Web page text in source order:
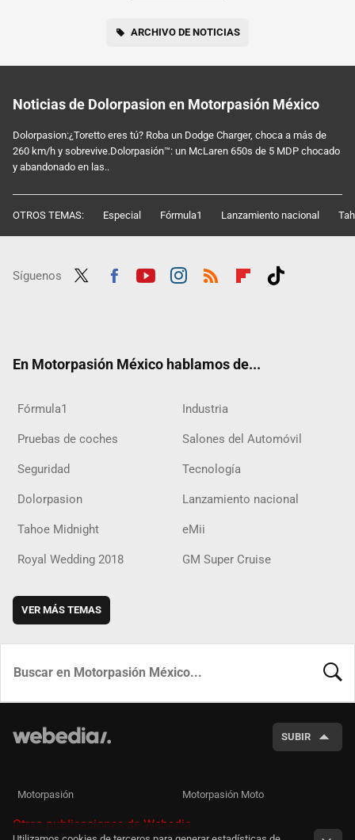
ARCHIVO DE NOTICIAS
Noticias de Dolorpasion en Motorpasión México
Dolorpasion:¿Toretto eres tú? Roba un Dodge Charger, choca a más de
260 km/h y sobrevive.Dolorpasión™: un McLaren 650s de 5 MDP chocado
y abandonado en las..
OTROS TEMAS: Especial Fórmula1 Lanzamiento nacional
Síguenos
En Motorpasión México hablamos de...
Fórmula1 Industria
Pruebas de coches Salones del Automóvil
Seguridad Tecnología
Dolorpasion Lanzamiento nacional
Tahoe Midnight eMii
Royal Wedding 2018 GM Super Cruise
VER MÁS TEMAS
SUBIR
Motorpasión Motorpasión Moto
Otras publicaciones de Webedia